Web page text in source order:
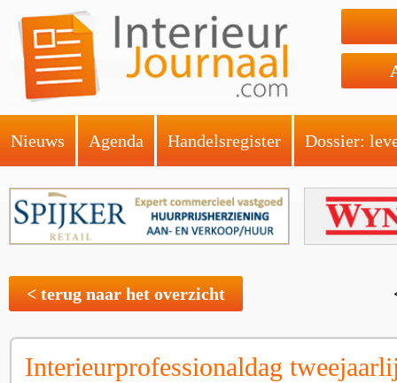
Nieuws Agenda Handelsregister Dossier:
< terug naar het overzicht
Interieurprofessionaldag